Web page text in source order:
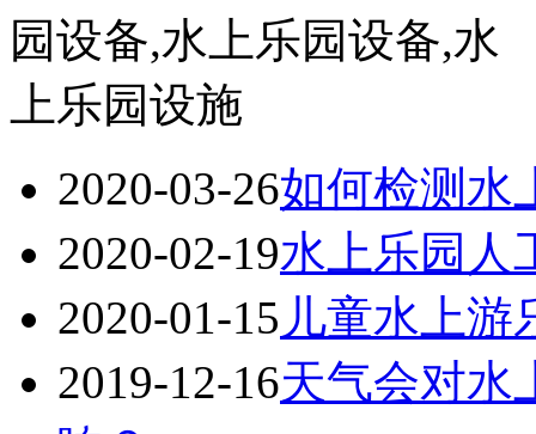
2020-03-26如何检测水
2020-02-19水上乐园人
2020-01-15 儿童水上游
2019-12-16天气会对水